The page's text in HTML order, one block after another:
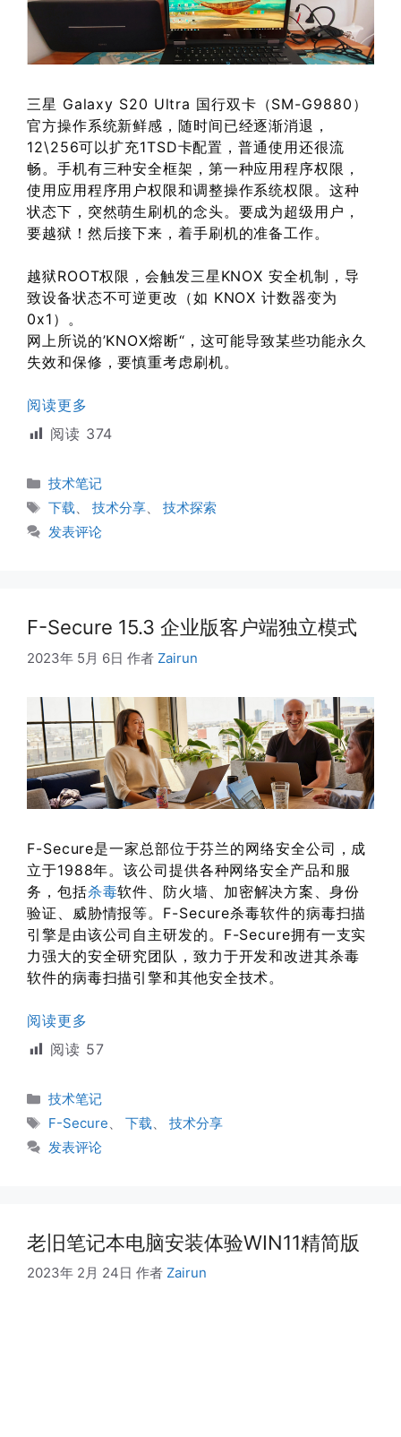
三星 Galaxy S20 Ultra 国行双卡（SM-G9880）
官方操作系统新鲜感，随时间已经逐渐消退，
12\256可以扩充1TSD卡配置，普通使用还很流
畅。手机有三种安全框架，第一种应用程序权限，
使用应用程序用户权限和调整操作系统权限。这种
状态下，突然萌生刷机的念头。要成为超级用户，
要越狱！然后接下来，着手刷机的准备工作。
越狱ROOT权限，会触发三星KNOX 安全机制，导
致设备状态不可逆更改（如 KNOX 计数器变为
0x1）。
网上所说的’KNOX熔断“，这可能导致某些功能永久
失效和保修，要慎重考虑刷机。
阅读更多
阅读 374
分
类
技术笔记
标
签
下载、 技术分享、 技术探索
发表评论
F-Secure 15.3 企业版客户端独立模式
2023年 5月 6日 作者 Zairun
F-Secure是一家总部位于芬兰的网络安全公司，成
立于1988年。该公司提供各种网络安全产品和服
务，包括杀毒软件、防火墙、加密解决方案、身份
验证、威胁情报等。F-Secure杀毒软件的病毒扫描
引擎是由该公司自主研发的。F-Secure拥有一支实
力强大的安全研究团队，致力于开发和改进其杀毒
软件的病毒扫描引擎和其他安全技术。
阅读更多
阅读 57
分
类
技术笔记
标
签
F-Secure、 下载、 技术分享
发表评论
老旧笔记本电脑安装体验WIN11精简版
2023年 2月 24日 作者 Zairun